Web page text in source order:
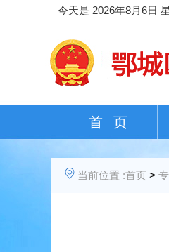
今天是 2026年8月6日
首 页
当前位置 :首页 >